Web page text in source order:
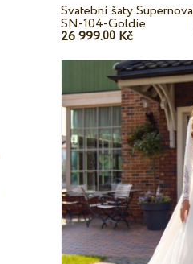
Svatební šaty Supernova
SN-104-Goldie
26 999.00 Kč